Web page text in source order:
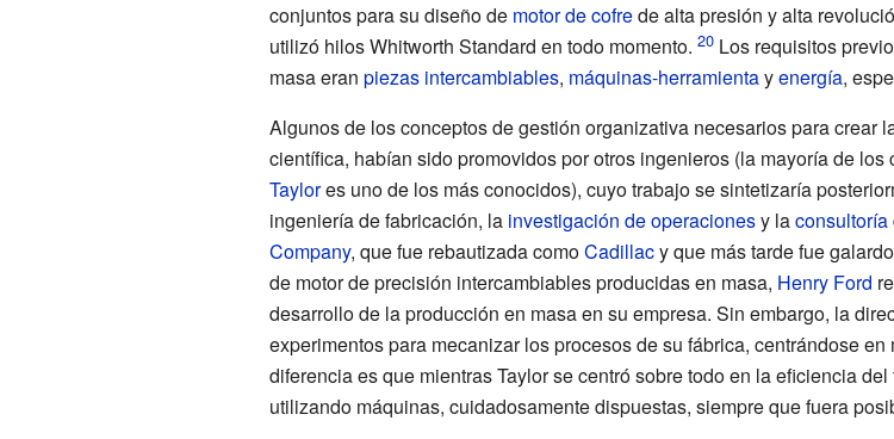
conjuntos para su diseño de motor de cofrede alta presión y alta
utilizó hilosWhitworth Standard en todo momento.
Los requisitos
masa eran piezas intercambiables, máquinas-herramientayenergía,
Algunos de los conceptos de gestión organizativa necesarios para crear
científica, habían sido promovidos por otros ingenieros (la mayoría de los
Taylores uno de los más conocidos), cuyo trabajo se sintetizaría
ingeniería de fabricación, la investigación de operacionesy laconsultoría
Company, que fue rebautizada comoCadillacy que más tarde fue
de motor de precisión intercambiables producidas en masa, Henry Ford
desarrollo de la producción en masa en su empresa. Sin embargo, la
experimentos para mecanizar los procesos de su fábrica, centrándose
diferencia es que mientras Taylor se centró sobre todo en la eficiencia
utilizando máquinas, cuidadosamente dispuestas, siempre que fuera